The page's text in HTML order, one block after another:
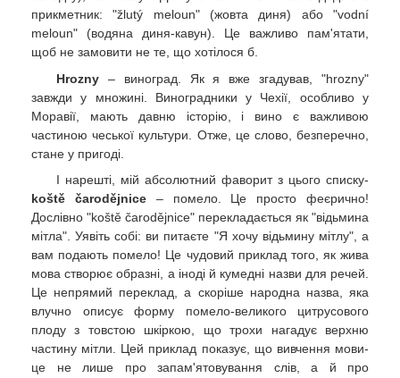
прикметник: "žlutý meloun" (жовта диня) або "vodní
meloun" (водяна диня-кавун). Це важливо пам'ятати,
щоб не замовити не те, що хотілося б.
Hrozny – виноград. Як я вже згадував, "hrozny"
завжди у множині. Виноградники у Чехії, особливо у
Моравії, мають давню історію, і вино є важливою
частиною чеської культури. Отже, це слово, безперечно,
стане у пригоді.
І нарешті, мій абсолютний фаворит з цього списку-
koště čarodějnice– помело. Це просто феєрично!
Дослівно "koště čarodějnice" перекладається як "відьмина
мітла". Уявіть собі: ви питаєте "Я хочу відьмину мітлу", а
вам подають помело! Це чудовий приклад того, як жива
мова створює образні, а іноді й кумедні назви для речей.
Це непрямий переклад, а скоріше народна назва, яка
влучно описує форму помело-великого цитрусового
плоду з товстою шкіркою, що трохи нагадує верхню
частину мітли. Цей приклад показує, що вивчення мови-
це не лише про запам'ятовування слів, а й про